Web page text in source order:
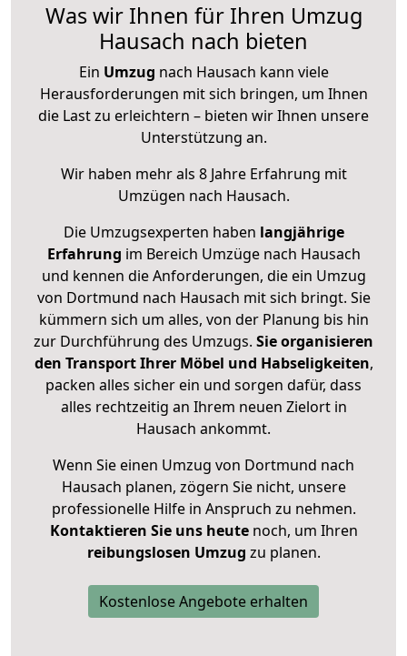
Was wir Ihnen für Ihren Umzug
Hausach nach bieten
Ein Umzug nach Hausach kann viele
Herausforderungen mit sich bringen, um Ihnen
die Last zu erleichtern – bieten wir Ihnen unsere
Unterstützung an.
Wir haben mehr als 8 Jahre Erfahrung mit
Umzügen nach Hausach.
Die Umzugsexperten haben langjährige
Erfahrung im Bereich Umzüge nach Hausach
und kennen die Anforderungen, die ein Umzug
von Dortmund nach Hausach mit sich bringt. Sie
kümmern sich um alles, von der Planung bis hin
zur Durchführung des Umzugs. Sie organisieren
den Transport Ihrer Möbel und Habseligkeiten,
packen alles sicher ein und sorgen dafür, dass
alles rechtzeitig an Ihrem neuen Zielort in
Hausach ankommt.
Wenn Sie einen Umzug von Dortmund nach
Hausach planen, zögern Sie nicht, unsere
professionelle Hilfe in Anspruch zu nehmen.
Kontaktieren Sie uns heutenoch, um Ihren
reibungslosen Umzug zu planen.
Kostenlose Angebote erhalten